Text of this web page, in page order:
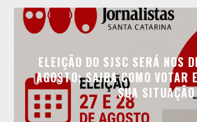
ELEIÇÃO DO SJSC SERÁ NOS
AGOSTO; SAIBA COMO VOTAR
SUA SITUAÇÃO